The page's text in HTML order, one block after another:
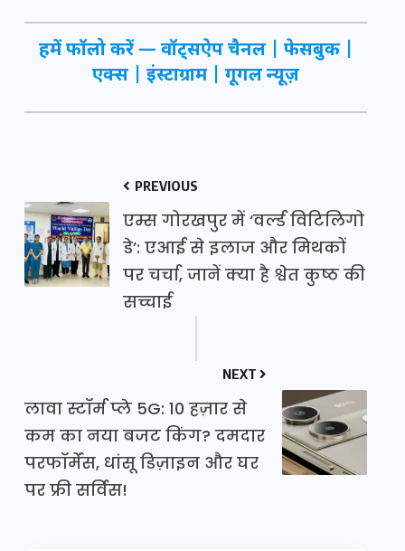
हमें फॉलो करें — वॉट्सऐप चैनल फेसबुक
एक्स
इंस्टाग्राम गूगल न्यूज़
PREVIOUS
एम्स गोरखपुर में ‘वर्ल्ड विटिलिगो
डे’: एआई से इलाज और मिथकों
पर चर्चा, जानें क्या है श्वेत कुष्ठ की
सच्चाई
NEXT
लावा स्टॉर्म प्ले 5G: 10 हज़ार से
कम का नया बजट किंग? दमदार
परफॉर्मेंस, धांसू डिज़ाइन और घर
पर फ्री सर्विस!